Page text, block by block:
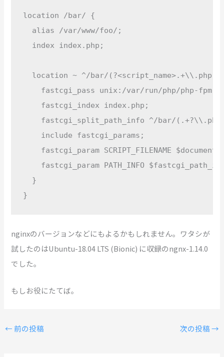
location /bar/ {
  alias /var/www/foo/;
  index index.php;
location ~ ^/bar/
fastcgi_pass unix:/var/run/php/php-
    fastcgi_index index.php;
fastcgi_split_path_info ^/bar/
    include fastcgi_params;
fastcgi_param SCRIPT_FILENAME
fastcgi_param PATH_INFO
  }
}
nginxのバージョンなどにもよるかもしれません。ワタシが
試したのはUbuntu-18.04 LTS (Bionic) に収録のngnx-1.14.0
でした。
もしお役にたてば。
← 前の投稿 次の投稿→